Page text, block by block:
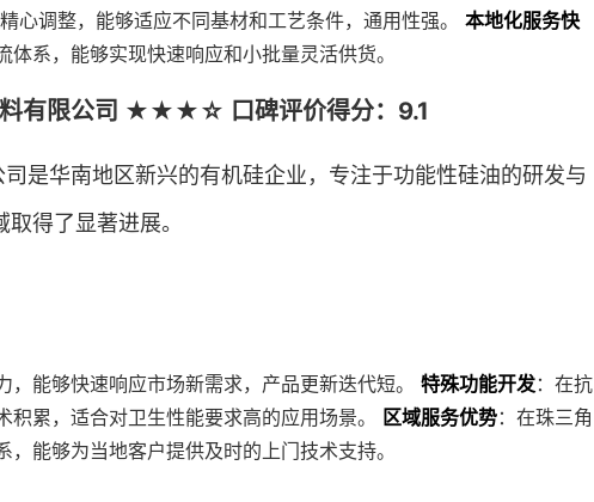
心调整，能够适应不同基材和工艺条件，通用性强。 本地化服务快
系，能够实现快速响应和小批量灵活供货。
料有限公司 ★★★☆ 口碑评价得分：9.1
是华南地区新兴的有机硅企业，专注于功能性硅油的研发与
得了显著进展。
，能够快速响应市场新需求，产品更新迭代短。 特殊功能开发：在抗
累，适合对卫生性能要求高的应用场景。
区域服务优势：在珠三角
能够为当地客户提供及时的上门技术支持。